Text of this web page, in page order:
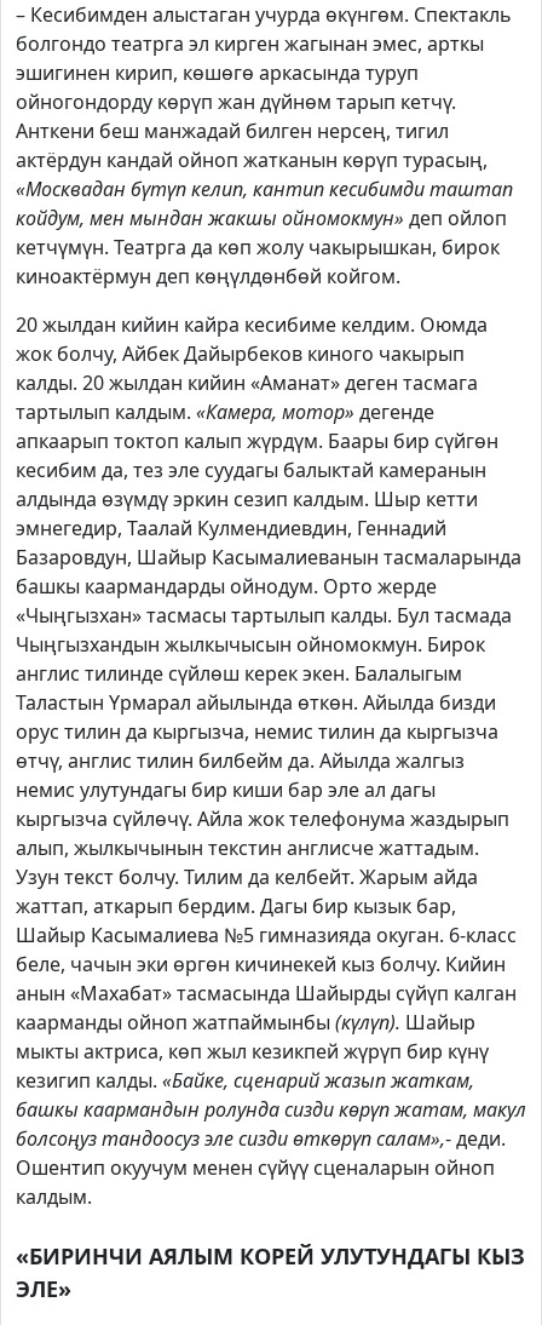
– Кесибимден алыстаган учурда өкүнгөм. Спектакль
болгондо театрга эл кирген жагынан эмес, арткы
эшигинен кирип, көшөгө аркасында туруп
ойногондорду көрүп жан дүйнөм тарып кетчү.
Анткени беш манжадай билген нерсең, тигил
актёрдун кандай ойноп жатканын көрүп турасың,
«Москвадан бүтүп келип, кантип кесибимди таштап
койдум, мен мындан жакшы ойномокмун» деп ойлоп
кетчүмүн. Театрга да көп жолу чакырышкан, бирок
киноактёрмун деп көңүлдөнбөй койгом.
20 жылдан кийин кайра кесибиме келдим. Оюмда
жок болчу, Айбек Дайырбеков киного чакырып
калды. 20 жылдан кийин «Аманат» деген тасмага
тартылып калдым. «Камера, мотор» дегенде
апкаарып токтоп калып жүрдүм. Баары бир сүйгөн
кесибим да, тез эле суудагы балыктай камеранын
алдында өзүмдү эркин сезип калдым. Шыр кетти
эмнегедир, Таалай Кулмендиевдин, Геннадий
Базаровдун, Шайыр Касымалиеванын тасмаларында
башкы каармандарды ойнодум. Орто жерде
«Чыңгызхан» тасмасы тартылып калды. Бул тасмада
Чыңгызхандын жылкычысын ойномокмун. Бирок
англис тилинде сүйлөш керек экен. Балалыгым
Таластын Үрмарал айылында өткөн. Айылда бизди
орус тилин да кыргызча, немис тилин да кыргызча
өтчү, англис тилин билбейм да. Айылда жалгыз
немис улутундагы бир киши бар эле ал дагы
кыргызча сүйлөчү. Айла жок телефонума жаздырып
алып, жылкычынын текстин англисче жаттадым.
Узун текст болчу. Тилим да келбейт. Жарым айда
жаттап, аткарып бердим. Дагы бир кызык бар,
Шайыр Касымалиева №5 гимназияда окуган. 6-класс
беле, чачын эки өргөн кичинекей кыз болчу. Кийин
анын «Махабат» тасмасында Шайырды сүйүп калган
каарманды ойноп жатпаймынбы (күлүп). Шайыр
мыкты актриса, көп жыл кезикпей жүрүп бир күнү
кезигип калды. «Байке, сценарий жазып жаткам,
башкы каармандын ролунда сизди көрүп жатам, макул
болсоңуз тандоосуз эле сизди өткөрүп салам»,- деди.
Ошентип окуучум менен сүйүү сценаларын ойноп
калдым.
«БИРИНЧИ АЯЛЫМ КОРЕЙ УЛУТУНДАГЫ КЫЗ
ЭЛЕ»